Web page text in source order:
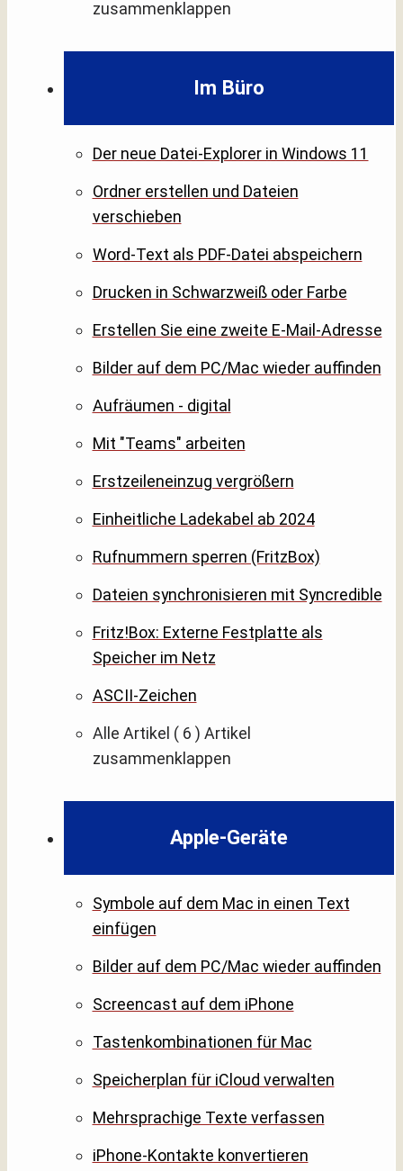
zusammenklappen
Im Büro
Der neue Datei-Explorer in Windows 11
Ordner erstellen und Dateien
verschieben
Word-Text als PDF-Datei abspeichern
Drucken in Schwarzweiß oder Farbe
Erstellen Sie eine zweite E-Mail-Adresse
Bilder auf dem PC/Mac wieder auffinden
Aufräumen - digital
Mit "Teams" arbeiten
Erstzeileneinzug vergrößern
Einheitliche Ladekabel ab 2024
Rufnummern sperren (FritzBox)
Dateien synchronisieren mit Syncredible
Fritz!Box: Externe Festplatte als
Speicher im Netz
ASCII-Zeichen
Alle Artikel ( 6 ) Artikel
zusammenklappen
Apple-Geräte
Symbole auf dem Mac in einen Text
einfügen
Bilder auf dem PC/Mac wieder auffinden
Screencast auf dem iPhone
Tastenkombinationen für Mac
Speicherplan für iCloud verwalten
Mehrsprachige Texte verfassen
iPhone-Kontakte konvertieren